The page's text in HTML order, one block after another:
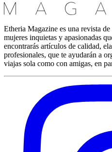
Etheria Magazine es una revista
mujeres inquietas y apasionadas
encontrarás artículos de calidad,
profesionales, que te ayudarán a
viajas sola como con amigas, en